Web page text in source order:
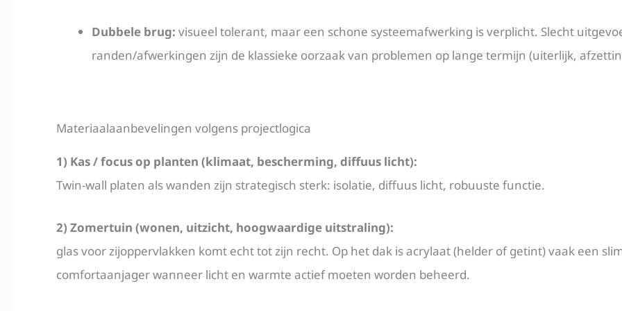
Dubbele brug: visueel tolerant, maar een schone systeemafwerking is verplicht. Slecht
randen/afwerkingen zijn de klassieke oorzaak van problemen op lange termijn (uiterlijk,
Materiaalaanbevelingen volgens projectlogica
1) Kas / focus op planten (klimaat, bescherming, diffuus licht):
Twin-wall platen als wanden zijn strategisch sterk: isolatie, diffuus licht, robuuste functie.
2) Zomertuin (wonen, uitzicht, hoogwaardige uitstraling):
glas voor zijoppervlakken komt echt tot zijn recht. Op het dak is acrylaat (helder of getint) vaak een
comfortaanjager wanneer licht en warmte actief moeten worden beheerd.